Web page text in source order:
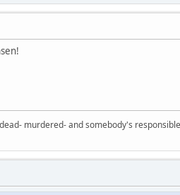
murdered- and somebody's